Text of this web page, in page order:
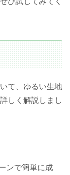
て、ゆるい生地
しく解説しまし
ンで簡単に成